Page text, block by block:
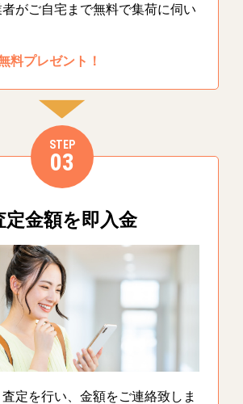
がご自宅まで無料で集荷に伺い
料プレゼント！
STEP
03
定金額を即入金
定を行い、金額をご連絡致しま